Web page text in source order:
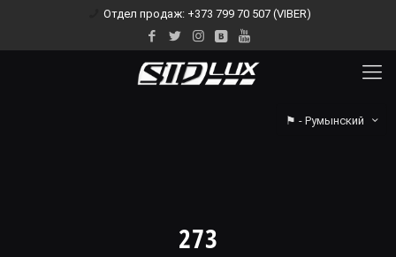
Отдел продаж: +373 799 70 507 (VIBER)
⚑ - Румынский
273